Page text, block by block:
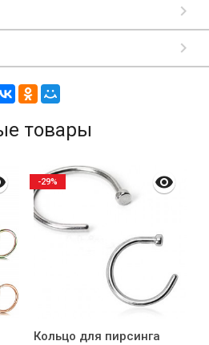
товары
Кольцо для пирсинга
-29%